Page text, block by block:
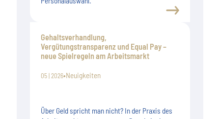
Gehaltsverhandlung,
Vergütungstransparenz und Equal Pay –
neue Spielregeln am Arbeitsmarkt
05 | 2026•Neuigkeiten
Über Geld spricht man nicht? In der Praxis des